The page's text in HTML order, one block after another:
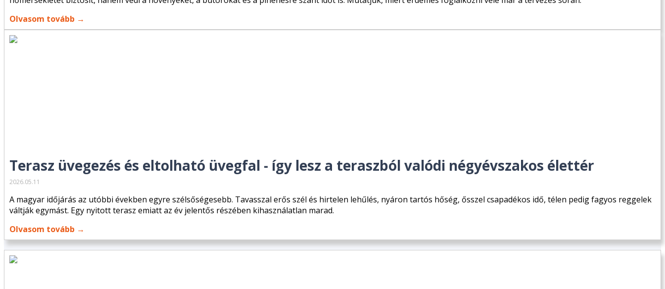
Olvasom tovább →
Terasz üvegezés és eltolható üvegfal - így lesz a teraszból valódi négyévszakos élettér
2026.05.11
A magyar időjárás az utóbbi években egyre szélsőségesebb. Tavasszal erős szél és hirtelen lehűlés, nyáron tartós hőség, ősszel csapadékos idő, télen pedig fagyos reggelek
váltják egymást. Egy nyitott terasz emiatt az év jelentős részében kihasználatlan marad.
Olvasom tovább →